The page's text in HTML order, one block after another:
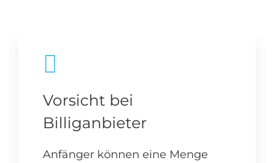
Vorsicht bei
Billiganbieter
Anfänger können eine Menge